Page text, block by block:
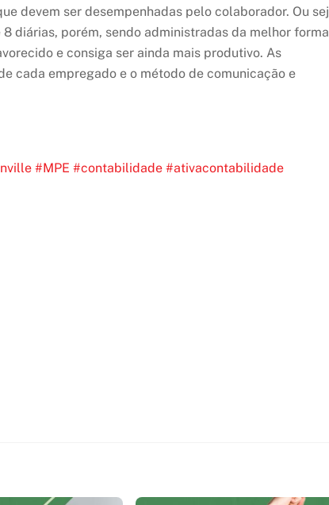
devem ser desempenhadas pelo colaborador. Ou
diárias, porém, sendo administradas da melhor
e consiga ser ainda mais produtivo. As
cada empregado e o método de comunicação e
#MPE #contabilidade #ativacontabilidade